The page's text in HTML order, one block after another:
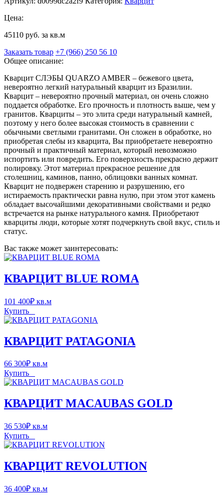
Цена:
45110 руб. за кв.м
Заказать товар +7 (966) 250 56 10
Общее описание:
Кварцит СЛЭБЫ QUARZO AMBER – бежевого цвета,
невероятно легкий натуральный кварцит из Бразилии.
Кварцит – невероятно прочный материал, он очень сложно
поддается обработке. Его прочность и плотность выше, чем у
гранитов. Кварциты – это элита среди натуральный камней,
поэтому у него более высокая стоимость в сравнении с
обычными светлыми гранитами. Он сложен в обработке, но
приобретая слебы из кварцита, Вы приобретаете невероятно
прочный и практичный материал, который невозможно
испортить или повредить. Его поверхность прекрасно держит
полировку. Этот материал прекрасное решение для
столешниц, каминов, панно, облицовки ванных комнат.
Кварцит не подвержен старению и разрушению, его
истираемость практически равна нулю, при этом этот камень
обладает высочайшими декоративными свойствами и редко
встречается на рынке натурального камня. Приобретают
кварциты люди, которые хотят подчеркнуть свой вкус, стиль и
статус.
Вас также может заинтересовать:
КВАРЦИТ BLUE ROMA
101 400₽ кв.м
Купить
КВАРЦИТ PATAGONIA
66 300₽ кв.м
Купить
КВАРЦИТ MACAUBAS GOLD
36 530₽ кв.м
Купить
КВАРЦИТ REVOLUTION
36 400₽ кв.м